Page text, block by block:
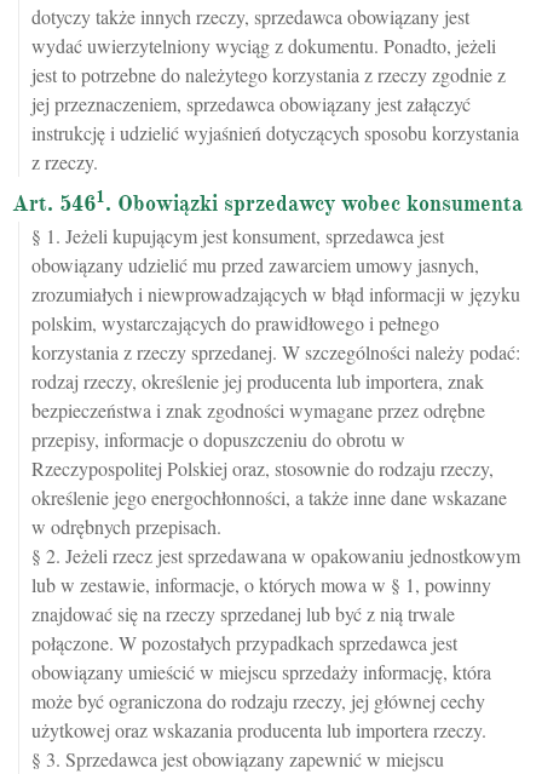
dotyczy także innych rzeczy, sprzedawca obowiązany jest
wydać uwierzytelniony wyciąg z dokumentu. Ponadto, jeżeli
jest to potrzebne do należytego korzystania z rzeczy zgodnie z
jej przeznaczeniem, sprzedawca obowiązany jest załączyć
instrukcję i udzielić wyjaśnień dotyczących sposobu korzystania
z rzeczy.
Art. 5461. Obowiązki sprzedawcy wobec konsumenta
§ 1. Jeżeli kupującym jest konsument, sprzedawca jest
obowiązany udzielić mu przed zawarciem umowy jasnych,
zrozumiałych i niewprowadzających w błąd informacji w języku
polskim, wystarczających do prawidłowego i pełnego
korzystania z rzeczy sprzedanej. W szczególności należy podać:
rodzaj rzeczy, określenie jej producenta lub importera, znak
bezpieczeństwa i znak zgodności wymagane przez odrębne
przepisy, informacje o dopuszczeniu do obrotu w
Rzeczypospolitej Polskiej oraz, stosownie do rodzaju rzeczy,
określenie jego energochłonności, a także inne dane wskazane
w odrębnych przepisach.
§ 2. Jeżeli rzecz jest sprzedawana w opakowaniu jednostkowym
lub w zestawie, informacje, o których mowa w § 1, powinny
znajdować się na rzeczy sprzedanej lub być z nią trwale
połączone. W pozostałych przypadkach sprzedawca jest
obowiązany umieścić w miejscu sprzedaży informację, która
może być ograniczona do rodzaju rzeczy, jej głównej cechy
użytkowej oraz wskazania producenta lub importera rzeczy.
§ 3. Sprzedawca jest obowiązany zapewnić w miejscu